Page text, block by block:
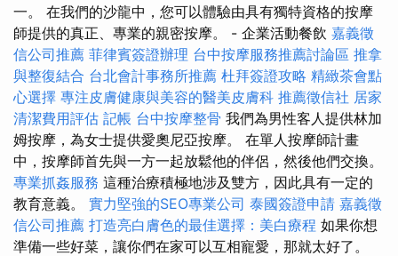
一。 在我們的沙龍中，您可以體驗由具有獨特資格的按摩
師提供的真正、專業的親密按摩。 - 企業活動餐飲 嘉義徵
信公司推薦 菲律賓簽證辦理 台中按摩服務推薦討論區 推拿
與整復結合 台北會計事務所推薦 杜拜簽證攻略 精緻茶會點
心選擇 專注皮膚健康與美容的醫美皮膚科 推薦徵信社 居家
清潔費用評估 記帳 台中按摩整骨 我們為男性客人提供林加
姆按摩，為女士提供愛奧尼亞按摩。 在單人按摩師計畫
中，按摩師首先與一方一起放鬆他的伴侶，然後他們交換。
專業抓姦服務 這種治療積極地涉及雙方，因此具有一定的
教育意義。 實力堅強的SEO專業公司 泰國簽證申請 嘉義徵
信公司推薦 打造亮白膚色的最佳選擇：美白療程 如果你想
準備一些好菜，讓你們在家可以互相寵愛，那就太好了。